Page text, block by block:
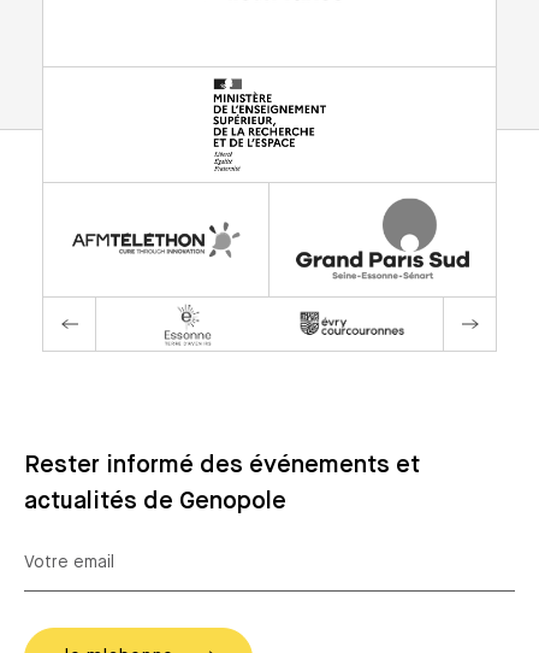
Rester informé des événements et
actualités de Genopole